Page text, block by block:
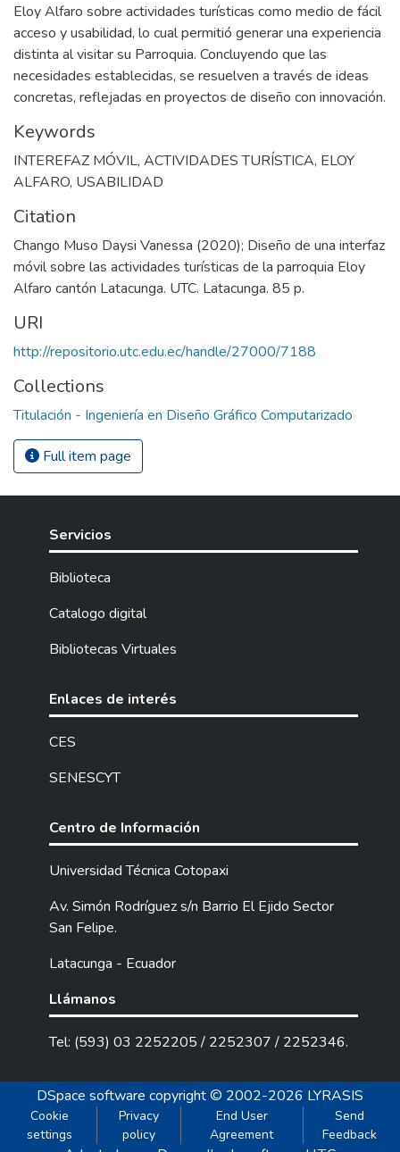
Eloy Alfaro sobre actividades turísticas como medio de fácil
acceso y usabilidad, lo cual permitió generar una experiencia
distinta al visitar su Parroquia. Concluyendo que las
necesidades establecidas, se resuelven a través de ideas
concretas, reflejadas en proyectos de diseño con innovación.
Keywords
INTEREFAZ MÓVIL, ACTIVIDADES TURÍSTICA, ELOY
ALFARO, USABILIDAD
Citation
Chango Muso Daysi Vanessa (2020); Diseño de una interfaz
móvil sobre las actividades turísticas de la parroquia Eloy
Alfaro cantón Latacunga. UTC. Latacunga. 85 p.
URI
http://repositorio.utc.edu.ec/handle/27000/7188
Collections
Titulación - Ingeniería en Diseño Gráfico Computarizado
Full item page
Servicios
Biblioteca
Catalogo digital
Bibliotecas Virtuales
Enlaces de interés
CES
SENESCYT
Centro de Información
Universidad Técnica Cotopaxi
Av. Simón Rodríguez s/n Barrio El Ejido Sector
San Felipe.
Latacunga - Ecuador
Llámanos
Tel: (593) 03 2252205 / 2252307 / 2252346.
DSpace software copyright © 2002-2026 LYRASIS
Cookie
settings
Privacy
policy
End User
Agreement
Send
Feedback